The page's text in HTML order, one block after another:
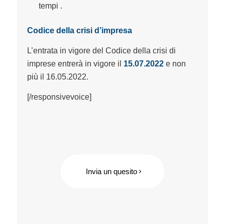
tempi .
Codice della crisi d’impresa
L’entrata in vigore del Codice della crisi di
imprese entrerà in vigore il 15.07.2022 e non
più il 16.05.2022.
[/responsivevoice]
Invia un quesito